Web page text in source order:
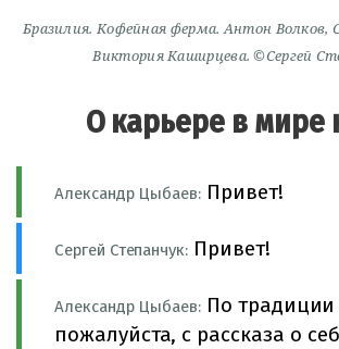
Бразилия. Кофейная ферма. Антон Волков,
Виктория Каширцева. ©Сергей
О карьере в
Александр Цыбаев: Привет!
Сергей Степанчук: Привет!
Александр Цыбаев: По
пожалуйста, с рассказа о